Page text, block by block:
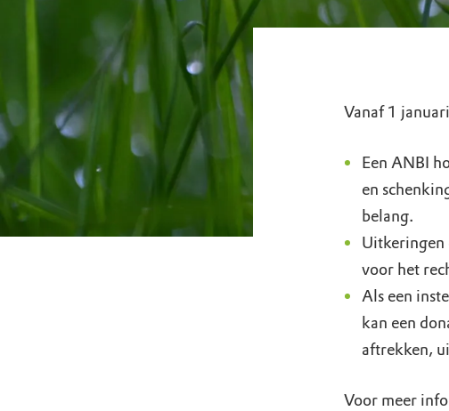
Vanaf 1
Een ANBI
en
belang.
Uitkeringen
voor het
Als een
kan een
aftrekken,
Voor meer